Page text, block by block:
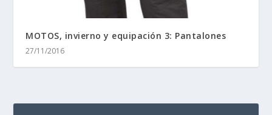
MOTOS, invierno y equipación 3: Pantalones
27/11/2016